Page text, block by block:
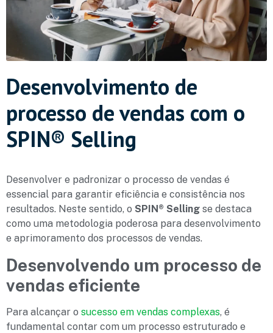
Desenvolvimento de
processo de vendas com o
SPIN® Selling
Desenvolver e padronizar o processo de vendas é
essencial para garantir eficiência e consistência nos
resultados. Neste sentido, o SPIN® Selling se destaca
como uma metodologia poderosa para desenvolvimento
e aprimoramento dos processos de vendas.
Desenvolvendo um processo de
vendas eficiente
Para alcançar o sucesso em vendas complexas, é
fundamental contar com um processo estruturado e